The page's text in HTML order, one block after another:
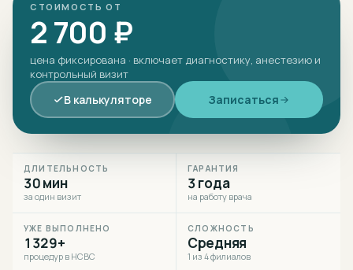
СТОИМОСТЬ ОТ
2 700 ₽
цена фиксирована · включает диагностику, анестезию и
контрольный визит
В калькуляторе Записаться
ДЛИТЕЛЬНОСТЬ
30 мин
за один визит
ГАРАНТИЯ
3 года
на работу врача
УЖЕ ВЫПОЛНЕНО
1329+
процедур в НСВС
СЛОЖНОСТЬ
Средняя
1 из 4 филиалов